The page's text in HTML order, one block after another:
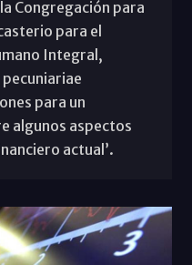
Congregación para
para el
Integral,
para un
algunos aspectos
actual’.